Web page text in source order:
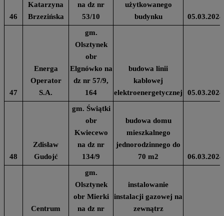
46
Katarzyna
Brzezińska
na dz nr
53/10
użytkowanego
budynku
05.03.2024
47
Energa
Operator
S.A.
gm.
Olsztynek
obr
Elgnówko na
dz nr 57/9,
164
budowa linii
kablowej
elektroenergetycznej
05.03.2024
48
Zdisław
Gudojć
gm. Świątki
obr
Kwiecewo
na dz nr
134/9
budowa domu
mieszkalnego
jednorodzinnego do
70 m2
06.03.2024
Centrum
gm.
Olsztynek
obr Mierki
na dz nr
instalowanie
instalacji gazowej na
zewnątrz